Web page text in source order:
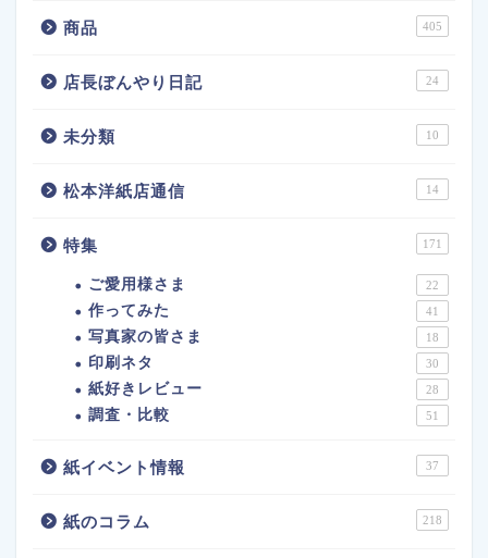
商品 405
店長ぼんやり日記 24
未分類 10
松本洋紙店通信 14
特集 171
ご愛用様さま 22
作ってみた 41
写真家の皆さま 18
印刷ネタ 30
紙好きレビュー 28
調査・比較 51
紙イベント情報 37
紙のコラム 218